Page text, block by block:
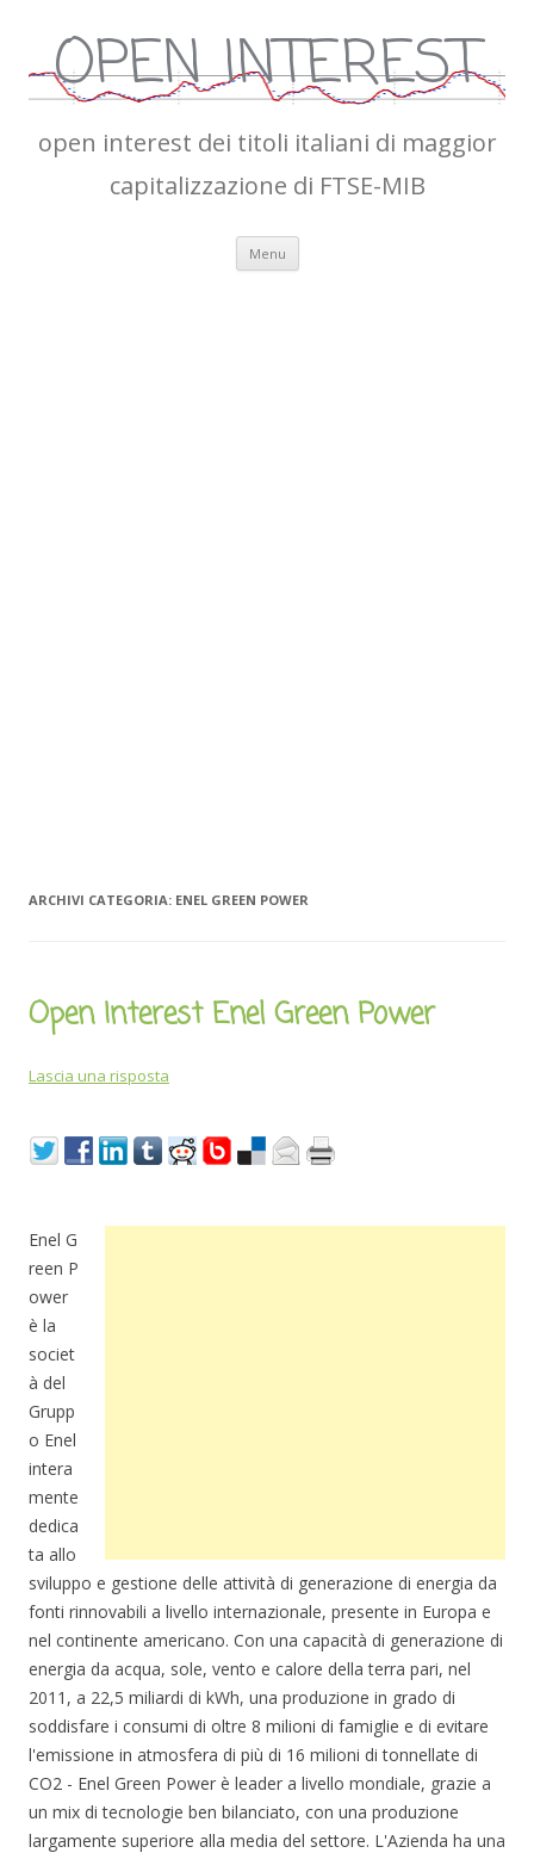
OPEN INTEREST
open interest dei titoli italiani di maggior
capitalizzazione di FTSE-MIB
Menu Vai
contenuto
ARCHIVI CATEGORIA: ENEL GREEN POWER
Open Interest Enel Green Power
Lascia una risposta
Enel G
reen P
ower
è la
societ
à del
Grupp
o Enel
intera
mente
dedica
ta allo
sviluppo e gestione delle attività di generazione di energia da
fonti rinnovabili a livello internazionale, presente in Europa e
nel continente americano. Con una capacità di generazione di
energia da acqua, sole, vento e calore della terra pari, nel
2011, a 22,5 miliardi di kWh, una produzione in grado di
soddisfare i consumi di oltre 8 milioni di famiglie e di evitare
l'emissione in atmosfera di più di 16 milioni di tonnellate di
CO2 - Enel Green Power è leader a livello mondiale, grazie a
un mix di tecnologie ben bilanciato, con una produzione
largamente superiore alla media del settore. L'Azienda ha una